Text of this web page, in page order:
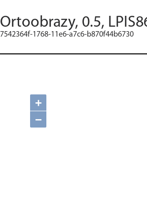
Ortoobrazy, 0.5,
7542364f-1768-11e6-a7c6-b870f44b6730
+
−